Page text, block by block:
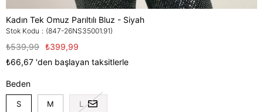
Kadın Tek Omuz Parıltılı Bluz - Siyah
Stok Kodu (847-26NS35001.91)
₺539,99 ₺399,99
₺66,67 'den başlayan taksitlerle
Beden
S M L